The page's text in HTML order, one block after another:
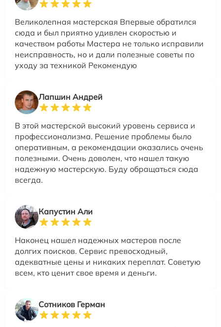
Великолепная мастерская Впервые обратился
сюда и был приятно удивлен скоростью и
качеством работы Мастера не только исправили
неисправность, но и дали полезные советы по
уходу за техникой Рекомендую
Лапшин Андрей
В этой мастерской высокий уровень сервиса и
профессионализма. Решение проблемы было
оперативным, а рекомендации оказались очень
полезными. Очень доволен, что нашел такую
надежную мастерскую. Буду обращаться сюда
всегда.
Капустин Али
Наконец нашел надежных мастеров после
долгих поисков. Сервис превосходный,
адекватные цены и никаких переплат. Советую
всем, кто ценит свое время и деньги.
Сотников Герман